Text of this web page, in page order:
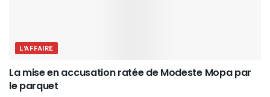
L'AFFAIRE
La mise en accusation ratée de Modeste Mopa par
le parquet